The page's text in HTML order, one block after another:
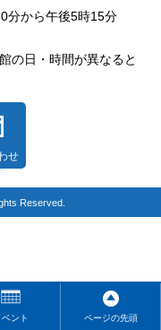
ベント ページの先頭
分から午後5時15分
の日・時間が異なると
せ
Reserved.